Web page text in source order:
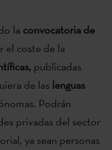
la convocatoria de
el coste de la
publicadas
de las lenguas
Podrán
privadas del sector
ya sean personas